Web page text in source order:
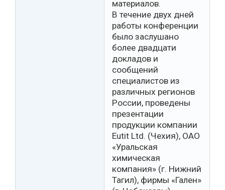
материалов.
В течение двух дней
работы конференции
было заслушано
более двадцати
докладов и
сообщений
специалистов из
различных регионов
России, проведены
презентации
продукции компании
Eutit Ltd. (Чехия), ОАО
«Уральская
химическая
компания» (г. Нижний
Тагил), фирмы «Гален»